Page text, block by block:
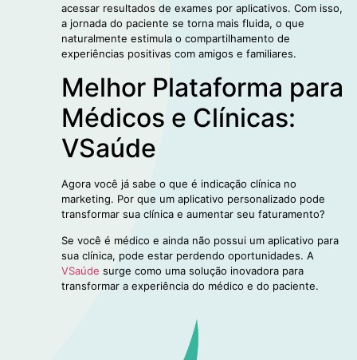
acessar resultados de exames por aplicativos. Com isso,
a jornada do paciente se torna mais fluida, o que
naturalmente estimula o compartilhamento de
experiências positivas com amigos e familiares.
Melhor Plataforma para
Médicos e Clínicas:
VSaúde
Agora você já sabe o que é indicação clínica no
marketing. Por que um aplicativo personalizado pode
transformar sua clínica e aumentar seu faturamento?
Se você é médico e ainda não possui um aplicativo para
sua clínica, pode estar perdendo oportunidades. A
VSaúde surge como uma solução inovadora para
transformar a experiência do médico e do paciente.